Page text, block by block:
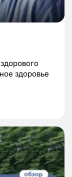
здоровье